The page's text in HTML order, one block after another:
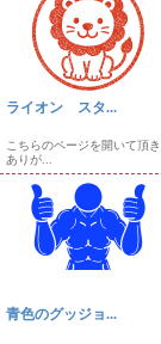
ライオン スタ...
こちらのページを開いて頂き
ありが...
青色のグッジョ...